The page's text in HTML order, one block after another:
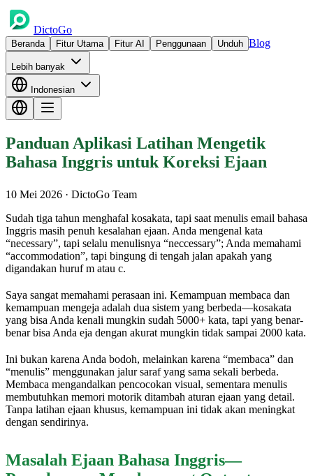
DictoGo
Beranda Fitur Utama Fitur AI Penggunaan Unduh Blog
Lebih banyak
Indonesian
Panduan Aplikasi Latihan Mengetik
Bahasa Inggris untuk Koreksi Ejaan
10 Mei 2026 · DictoGo Team
Sudah tiga tahun menghafal kosakata, tapi saat menulis email bahasa
Inggris masih penuh kesalahan ejaan. Anda mengenal kata
“necessary”, tapi selalu menulisnya “neccessary”; Anda memahami
“accommodation”, tapi bingung di tengah jalan apakah yang
digandakan huruf m atau c.
Saya sangat memahami perasaan ini. Kemampuan membaca dan
kemampuan mengeja adalah dua sistem yang berbeda—kosakata
yang bisa Anda kenali mungkin sudah 5000+ kata, tapi yang benar-
benar bisa Anda eja dengan akurat mungkin tidak sampai 2000 kata.
Ini bukan karena Anda bodoh, melainkan karena “membaca” dan
“menulis” menggunakan jalur saraf yang sama sekali berbeda.
Membaca mengandalkan pencocokan visual, sementara menulis
membutuhkan memori motorik ditambah aturan ejaan yang detail.
Tanpa latihan ejaan khusus, kemampuan ini tidak akan meningkat
dengan sendirinya.
Masalah Ejaan Bahasa Inggris—